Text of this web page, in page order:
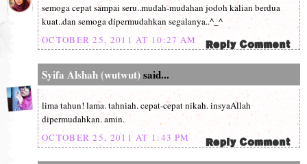
semoga cepat sampai seru..mudah-mudahan jodoh kalian berdua
kuat..dan semoga dipermudahkan segalanya..^_^
OCTOBER 25, 2011 AT 10:27 AM
Syifa Alshah (wutwut)said...
lima tahun! lama. tahniah. cepat-cepat nikah. insyaAllah
dipermudahkan. amin.
OCTOBER 25, 2011 AT 1:43 PM